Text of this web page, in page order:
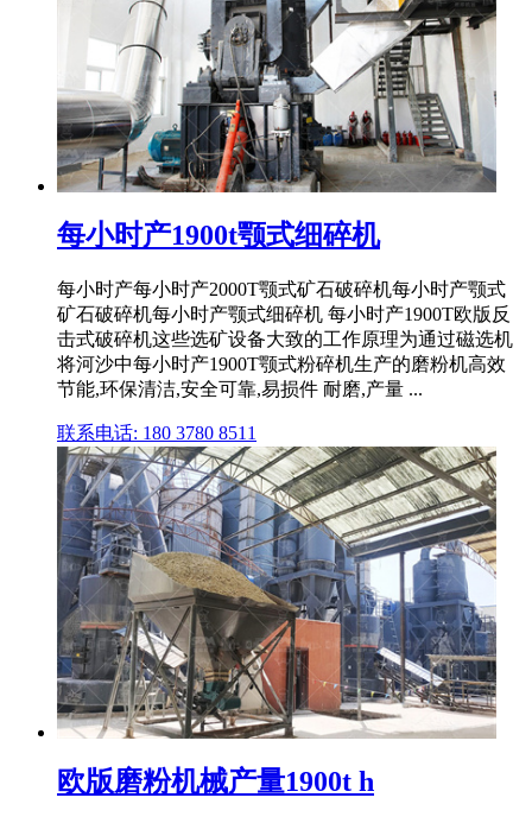
每小时产1900t颚式细碎机
每小时产每小时产2000T颚式矿石破碎机每小时产颚式
矿石破碎机每小时产颚式细碎机 每小时产1900T欧版反
击式破碎机这些选矿设备大致的工作原理为通过磁选机
将河沙中每小时产1900T颚式粉碎机生产的磨粉机高效
节能,环保清洁,安全可靠,易损件 耐磨,产量 ...
联系电话: 180 3780 8511
欧版磨粉机械产量1900t h